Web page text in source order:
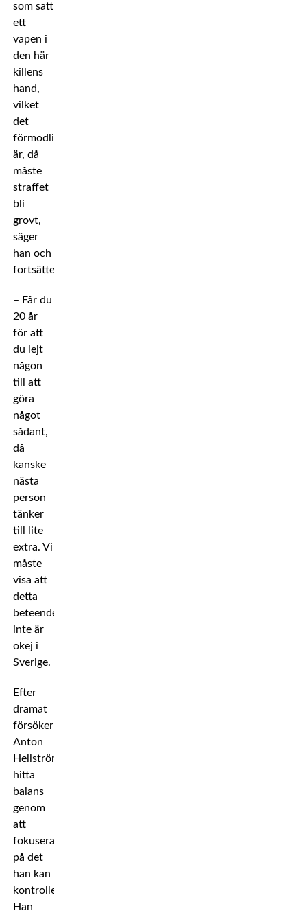
som satt
ett
vapen i
den här
killens
hand,
vilket
det
förmodligen
är, då
måste
straffet
bli
grovt,
säger
han och
fortsätter:
– Får du
20 år
för att
du lejt
någon
till att
göra
något
sådant,
då
kanske
nästa
person
tänker
till lite
extra. Vi
måste
visa att
detta
beteende
inte är
okej i
Sverige.
Efter
dramat
försöker
Anton
Hellström
hitta
balans
genom
att
fokusera
på det
han kan
kontrollera.
Han